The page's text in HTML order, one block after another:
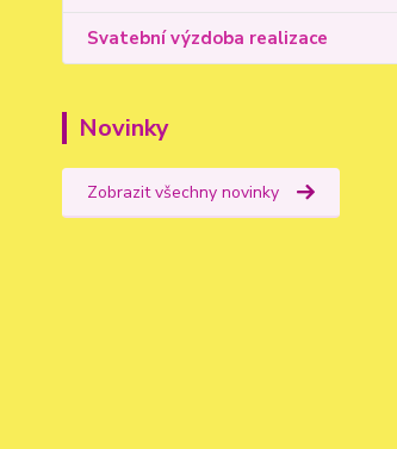
Svatební výzdoba realizace
Novinky
Zobrazit všechny novinky